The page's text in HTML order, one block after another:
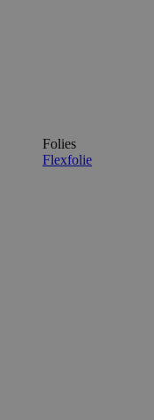
Folies
Flexfolie